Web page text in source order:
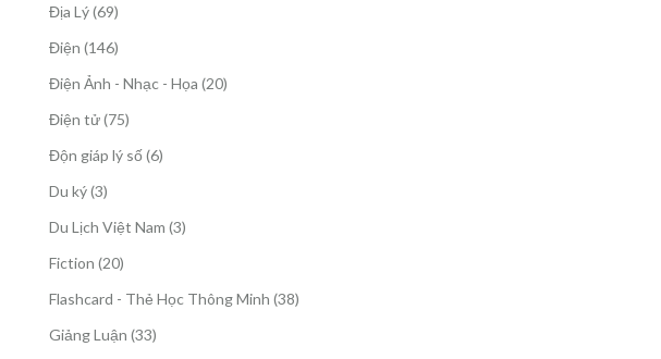
Địa Lý 6969
phẩm
Điện 146146
phẩm
Điện Ảnh - Nhạc - Họa 2020
Điện tử 7575
phẩm
Độn giáp lý số 66
Du ký 33
phẩm
Du Lịch Việt Nam 33
Fiction 2020
Flashcard - Thẻ Học Thông Minh 3838
Giảng Luận 3333